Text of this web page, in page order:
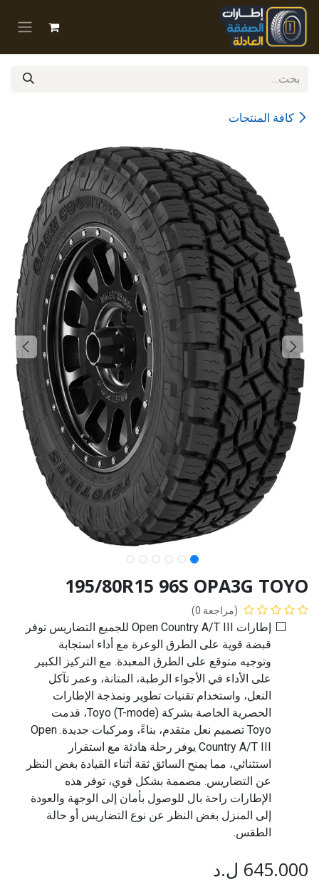
تخطي للذهاب إلى المحتوى
كافة المنتجات
195/80R15 96S OPA3G TOYO
(مراجعة 0)
إطارات Open Country A/T III للجميع التضاريس توفر
قبضة قوية على الطرق الوعرة مع أداء استجابة
وتوجيه متوقع على الطرق المعبدة. مع التركيز الكبير
على الأداء في الأجواء الرطبة، المتانة، وعمر تآكل
النعل، واستخدام تقنيات تطوير ونمذجة الإطارات
الحصرية الخاصة بشركة Toyo (T-mode)، قدمت
Toyo تصميم نعل متقدم، بناءً، ومركبات جديدة. Open
Country A/T III يوفر رحلة هادئة مع استقرار
استثنائي، مما يمنح السائق ثقة أثناء القيادة بغض النظر
عن التضاريس. مصممة بشكل قوي، توفر هذه
الإطارات راحة بال للوصول بأمان إلى الوجهة والعودة
إلى المنزل بغض النظر عن نوع التضاريس أو حالة
الطقس.
645.000 ل.د